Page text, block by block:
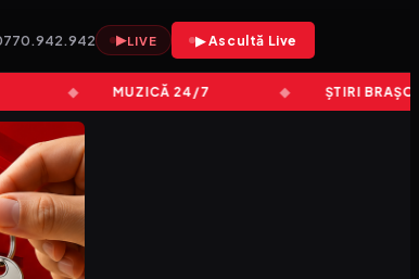
▶LIVE ▶ Ascultă Live
MUZICĂ 24/7 ȘTIRI BRAȘOV